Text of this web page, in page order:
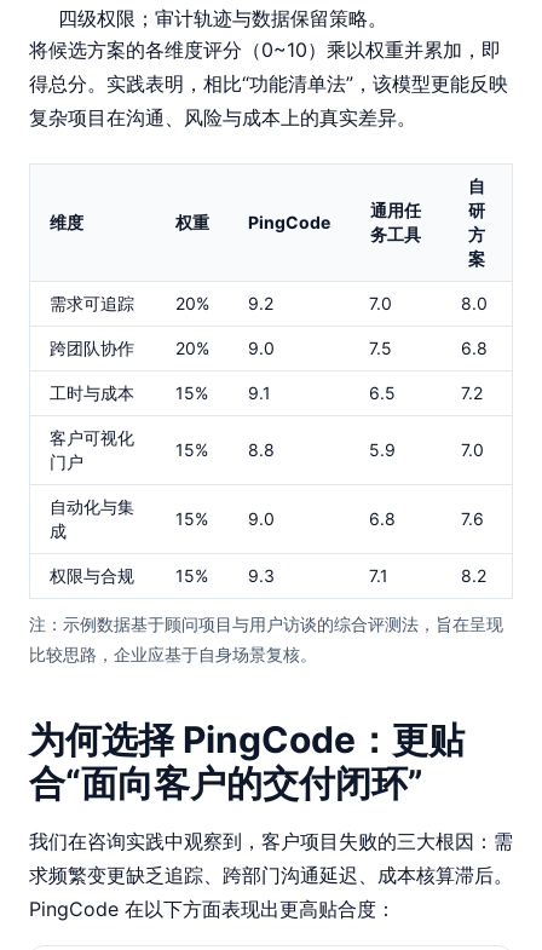
四级权限；审计轨迹与数据保留策略。
将候选方案的各维度评分（0~10）乘以权重并累加，即
得总分。实践表明，相比“功能清单法”，该模型更能反映
复杂项目在沟通、风险与成本上的真实差异。
维度 权重 PingCode
通用任
务工具
自
研
方
案
需求可追踪 20% 9.2 7.0 8.0
跨团队协作 20% 9.0 7.5 6.8
工时与成本 15% 9.1 6.5 7.2
客户可视化
门户
15% 8.8 5.9 7.0
自动化与集
成
15% 9.0 6.8 7.6
权限与合规 15% 9.3 7.1 8.2
注：示例数据基于顾问项目与用户访谈的综合评测法，旨在呈现
比较思路，企业应基于自身场景复核。
为何选择 PingCode：更贴
合“面向客户的交付闭环”
我们在咨询实践中观察到，客户项目失败的三大根因：需
求频繁变更缺乏追踪、跨部门沟通延迟、成本核算滞后。
PingCode 在以下方面表现出更高贴合度：